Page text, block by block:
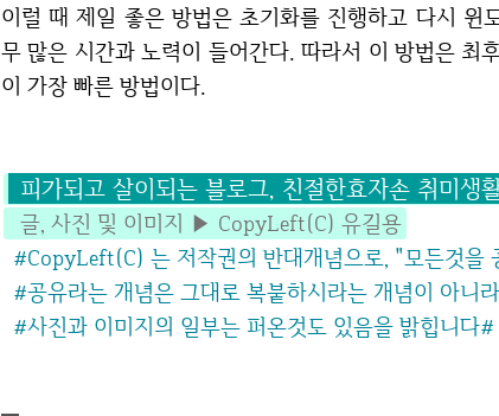
이럴 때 제일 좋은 방법은 초기화를 진행하고 다시 윈
무 많은 시간과 노력이 들어간다. 따라서 이 방법은 최
이 가장 빠른 방법이다.
피가되고 살이되는 블로그, 친절한효자손 취미생
글, 사진 및 이미지 ▶ CopyLeft(C) 유길용
#CopyLeft(C) 는 저작권의 반대개념으로, "모든것
#공유라는 개념은 그대로 복붙하시라는 개념이 아
#사진과 이미지의 일부는 퍼온것도 있음을 밝힙니다#